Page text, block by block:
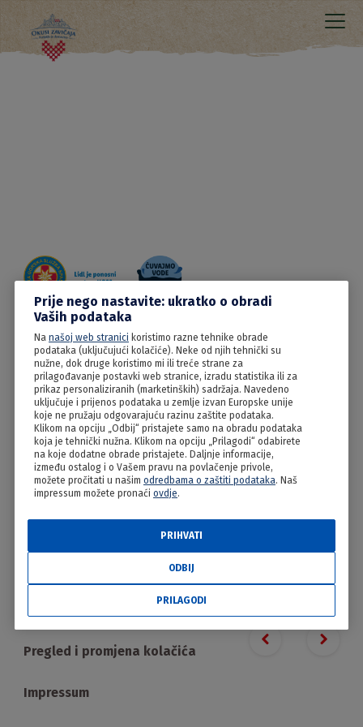
08.06.2022
Kiflice s pekmezom
Previous slide
Next
Pregled i promjena kolačića
Impressum
Prije nego nastavite: ukratko o obradi
Vaših podataka
Na našoj web stranici koristimo razne tehnike obrade
podataka (uključujući kolačiće). Neke od njih tehnički su
nužne, dok druge koristimo mi ili treće strane za
prilagođavanje postavki web stranice, izradu statistika ili za
prikaz personaliziranih (marketinških) sadržaja. Navedeno
uključuje i prijenos podataka u zemlje izvan Europske unije
koje ne pružaju odgovarajuću razinu zaštite podataka.
Klikom na opciju „Odbij“ pristajete samo na obradu podataka
koja je tehnički nužna. Klikom na opciju „Prilagodi“ odabirete
na koje dodatne obrade pristajete. Daljnje informacije,
između ostalog i o Vašem pravu na povlačenje privole,
možete pročitati u našim odredbama o zaštiti podataka. Naš
impressum možete pronaći ovdje.
ODBIJ
PRIHVATI
PRILAGODI